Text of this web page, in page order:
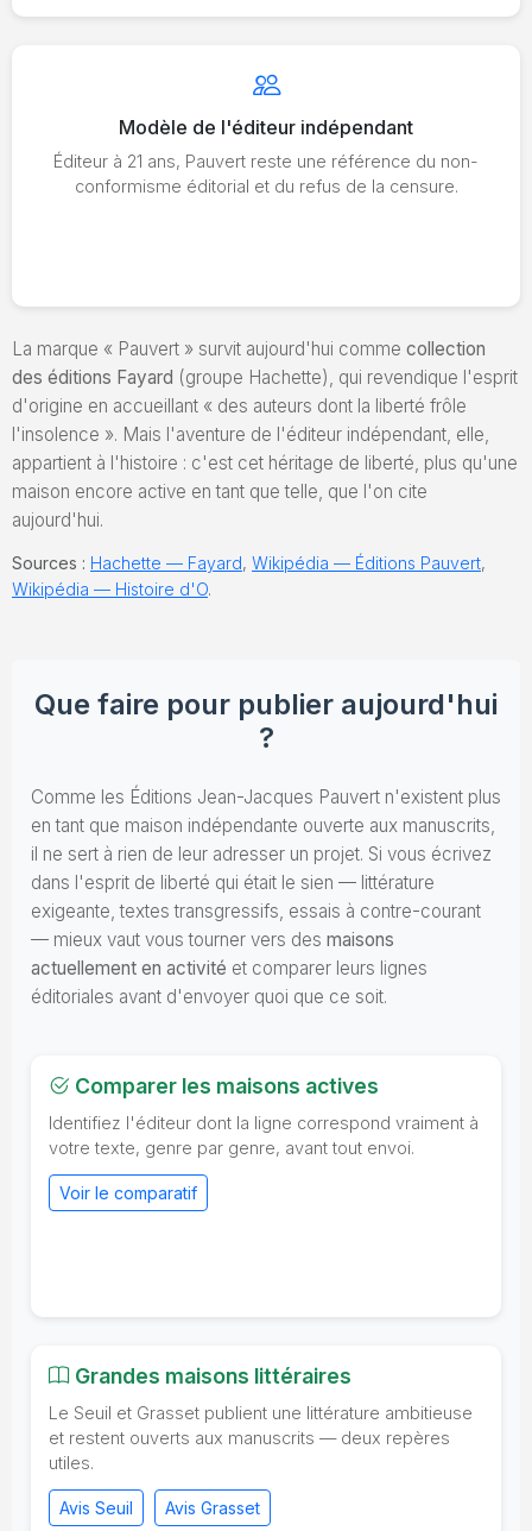
Modèle de l'éditeur indépendant
Éditeur à 21 ans, Pauvert reste une référence du non-
conformisme éditorial et du refus de la censure.
La marque « Pauvert » survit aujourd'hui comme collection
des éditions Fayard (groupe Hachette), qui revendique l'esprit
d'origine en accueillant « des auteurs dont la liberté frôle
l'insolence ». Mais l'aventure de l'éditeur indépendant, elle,
appartient à l'histoire : c'est cet héritage de liberté, plus qu'une
maison encore active en tant que telle, que l'on cite
aujourd'hui.
Sources : Hachette — Fayard, Wikipédia — Éditions Pauvert,
Wikipédia — Histoire d'O.
Que faire pour publier aujourd'hui
?
Comme les Éditions Jean-Jacques Pauvert n'existent plus
en tant que maison indépendante ouverte aux manuscrits,
il ne sert à rien de leur adresser un projet. Si vous écrivez
dans l'esprit de liberté qui était le sien — littérature
exigeante, textes transgressifs, essais à contre-courant
— mieux vaut vous tourner vers des maisons
actuellement en activité et comparer leurs lignes
éditoriales avant d'envoyer quoi que ce soit.
Comparer les maisons actives
Identifiez l'éditeur dont la ligne correspond vraiment à
votre texte, genre par genre, avant tout envoi.
Voir le comparatif
Grandes maisons littéraires
Le Seuil et Grasset publient une littérature ambitieuse
et restent ouverts aux manuscrits — deux repères
utiles.
Avis Seuil Avis Grasset